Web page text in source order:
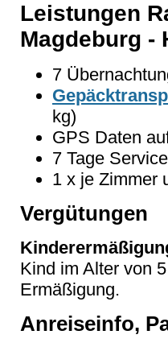
Leistungen
Magdeburg -
7
kg)
GPS Daten
7 Tage
1 x je Zimmer
Vergütungen
Kind im Alter von
Ermäßigung.
Anreiseinfo,